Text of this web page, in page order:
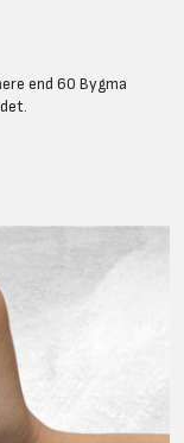
end 60 Bygma